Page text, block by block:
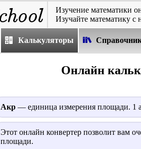
Изучение математики
Изучайте математику с
Калькуляторы
Онлайн
Акр — единица измерения площади. 1
Этот онлайн конвертер позволит вам
площади.